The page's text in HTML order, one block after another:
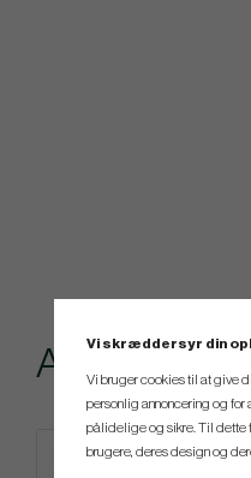
Andre købte
Vi skræddersyr din
Vi bruger cookies til at give
personlig annoncering og
pålidelige og sikre. Til dette
brugere, deres design og